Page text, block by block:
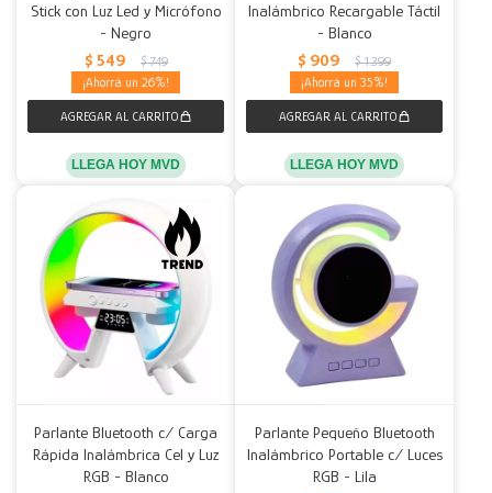
Stick con Luz Led y Micrófono
- Negro
$ 549 $ 749
26
LLEGA HOY MVD
Inalámbrico Recargable Táctil
- Blanco
$ 909 $ 1.399
35
LLEGA HOY MVD
Parlante Bluetooth c/ Carga
Rápida Inalámbrica Cel y Luz
RGB - Blanco
Parlante Pequeño Bluetooth
Inalámbrico Portable c/ Luces
RGB - Lila